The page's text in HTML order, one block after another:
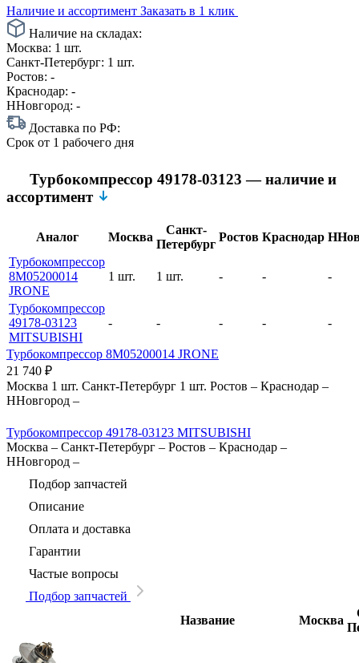
Наличие и ассортимент Заказать в 1 клик
Наличие на складах:
Москва: 1 шт.
Санкт-Петербург: 1 шт.
Ростов: -
Краснодар: -
ННовгород: -
Доставка по РФ:
Срок от 1 рабочего дня
Турбокомпрессор 49178-03123 — наличие и
ассортимент
Аналог Москва
Санкт-
Петербург
Ростов Краснодар
Турбокомпрессор
8M05200014
JRONE
1 шт. 1 шт. - - -
Турбокомпрессор
49178-03123
MITSUBISHI
- - - - -
Турбокомпрессор 8M05200014 JRONE
21 740 ₽
Москва 1 шт. Санкт-Петербург 1 шт. Ростов – Краснодар –
ННовгород –
Турбокомпрессор 49178-03123 MITSUBISHI
Москва – Санкт-Петербург – Ростов – Краснодар –
ННовгород –
Подбор запчастей
Описание
Оплата и доставка
Гарантии
Частые вопросы
Подбор запчастей
Название
Москва